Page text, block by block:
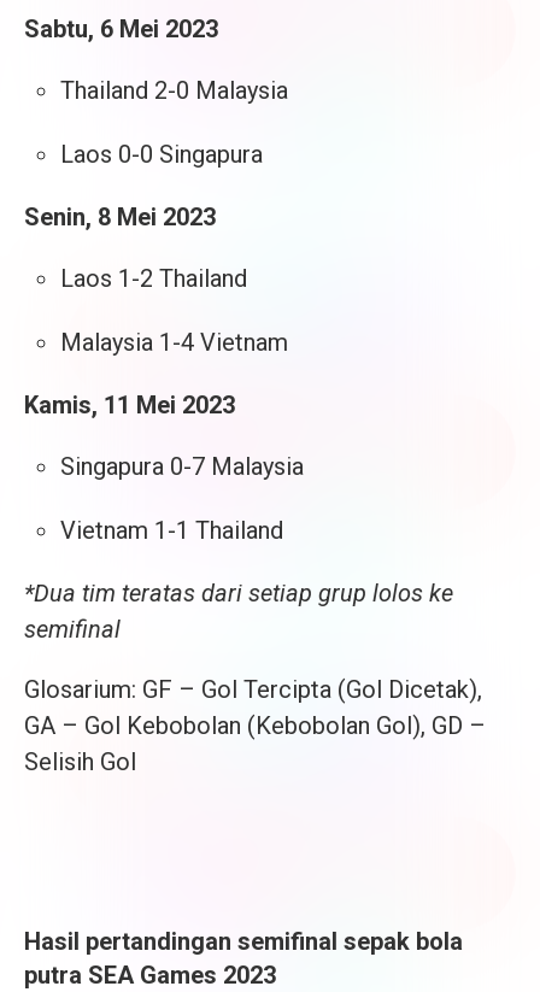
Sabtu, 6 Mei 2023
Thailand 2-0 Malaysia
Laos 0-0 Singapura
Senin, 8 Mei 2023
Laos 1-2 Thailand
Malaysia 1-4 Vietnam
Kamis, 11 Mei 2023
Singapura 0-7 Malaysia
Vietnam 1-1 Thailand
*Dua tim teratas dari setiap grup lolos ke
semifinal
Glosarium: GF – Gol Tercipta (Gol Dicetak),
GA – Gol Kebobolan (Kebobolan Gol), GD –
Selisih Gol
Hasil pertandingan semifinal sepak bola
putra SEA Games 2023